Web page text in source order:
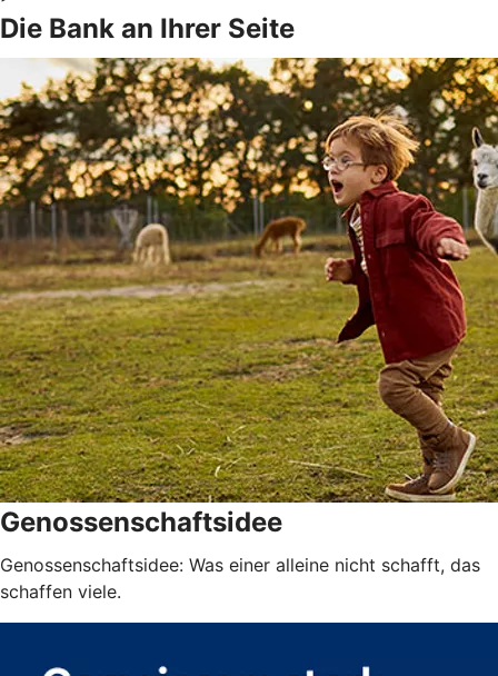
Die Bank an Ihrer Seite
Genossenschaftsidee
Genossenschaftsidee: Was einer alleine nicht schafft, das
schaffen viele.